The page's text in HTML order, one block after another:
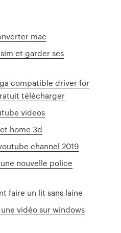
mac
et garder ses
compatible driver for
télécharger
videos
home 3d
channel 2019
nouvelle police
faire un lit sans laine
vidéo sur windows